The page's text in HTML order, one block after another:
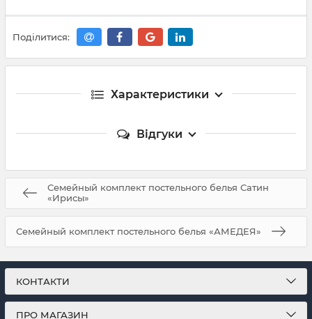
Поділитися:
Характеристики
Відгуки
Семейный комплект постельного белья Сатин
«Ирисы»
Семейный комплект постельного белья «АМЕДЕЯ»
КОНТАКТИ
ПРО МАГАЗИН